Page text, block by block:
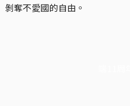
剝奪不愛國的自由。